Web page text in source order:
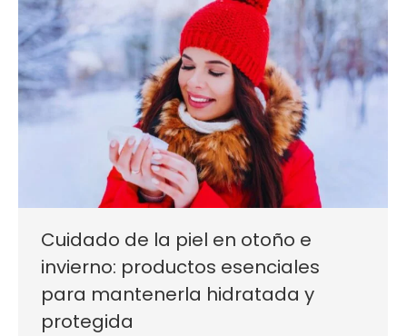
Cuidado de la piel en otoño e
invierno: productos esenciales
para mantenerla hidratada y
protegida